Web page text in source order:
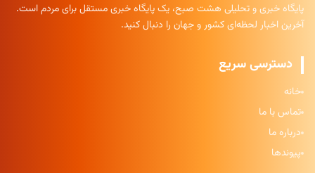
پایگاه خبری و تحلیلی هشت صبح، یک پایگاه خبری مستقل برای مردم است.
آخرین اخبار لحظه‌ای کشور و جهان را دنبال کنید.
دسترسی سریع
خانه
تماس با ما
درباره ما
پیوندها